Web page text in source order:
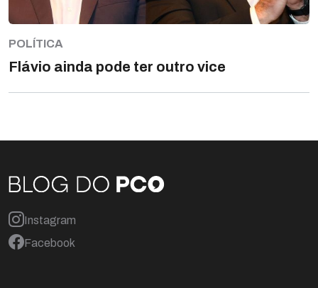
POLÍTICA
Flávio ainda pode ter outro vice
Instagram
Facebook